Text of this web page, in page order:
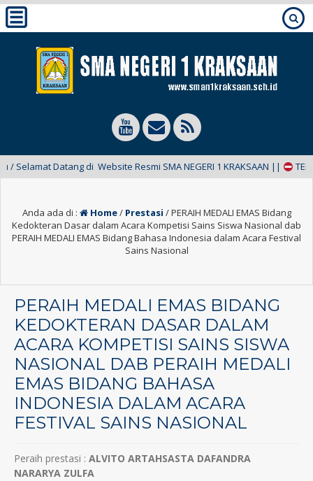
Datang di Website Resmi SMA NEGERI 1 KRAKSAAN || TERKINI:
Anda ada di : Home/ Prestasi /PERAIH MEDALI EMAS Bidang
Kedokteran Dasar dalam Acara Kompetisi Sains Siswa Nasional dab
PERAIH MEDALI EMAS Bidang Bahasa Indonesia dalam Acara Festival
Sains Nasional
PERAIH MEDALI EMAS BIDANG
KEDOKTERAN DASAR DALAM
ACARA KOMPETISI SAINS SISWA
NASIONAL DAB PERAIH MEDALI
EMAS BIDANG BAHASA
INDONESIA DALAM ACARA
FESTIVAL SAINS NASIONAL
Peraih prestasi : ALVITO ARTAHSASTA DAFANDRA
NARARYA ZULFA